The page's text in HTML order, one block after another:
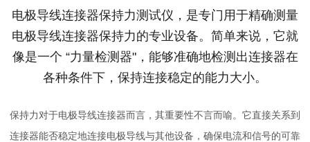
电极导线连接器保持力测试仪，是专门用于精确测量
电极导线连接器保持力的专业设备。简单来说，它就
像是一个 “力量检测器"，能够准确地检测出连接器在
各种条件下，保持连接稳定的能力大小。
保持力对于电极导线连接器而言，其重要性不言而喻。它直接关系到
连接器能否稳定地连接电极导线与其他设备，确保电流和信号的可靠